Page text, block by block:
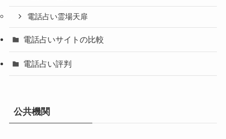
電話占い霊場天扉
電話占いサイトの比較
電話占い評判
公共機関